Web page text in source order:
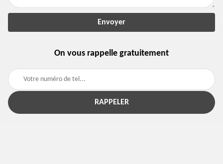
On vous rappelle gratuitement